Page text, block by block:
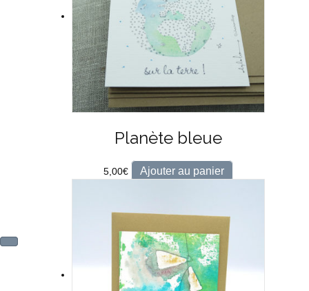
Planète bleue
5,00€ Ajouter au panier